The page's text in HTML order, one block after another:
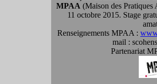
MPAA (Maison des Pratiques
11 octobre 2015. Stage
Renseignements MPAA :
mail :
Partenariat